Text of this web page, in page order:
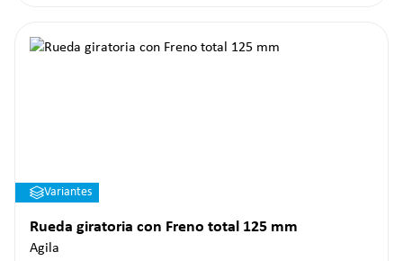
Variantes
Rueda giratoria con Freno total 125 mm
Agila